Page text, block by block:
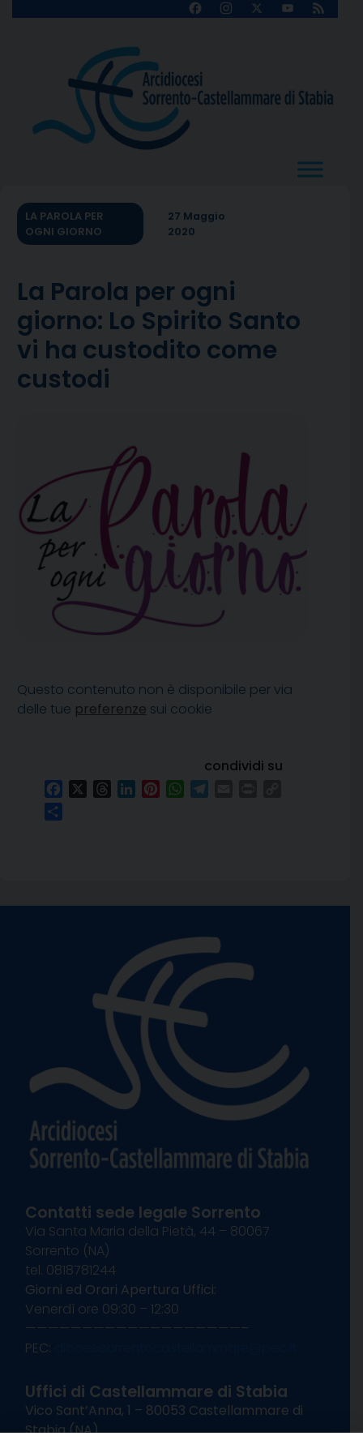
FacebookInstagram
X
YouTube
Feed
LA PAROLA PER
OGNI GIORNO
27 Maggio
2020
La Parola per ogni
giorno: Lo Spirito Santo
vi ha custodito come
custodi
Questo contenuto non è disponibile per via
delle tue preferenze sui cookie
condividi su
FacebookThreadsLinkedInPinterestWhatsApp
Contatti sede legale Sorrento
Via Santa Maria della Pietà, 44 – 80067
Sorrento (NA)
tel. 0818781244
Giorni ed Orari Apertura Uffici:
Venerdì ore 09:30 – 12:30
———————————————————–
PEC:
Uffici di Castellammare di Stabia
Vico Sant’Anna, 1 – 80053 Castellammare di
Stabia (NA)